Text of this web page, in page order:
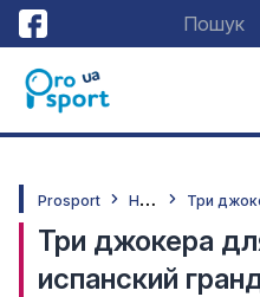
Prosport Н
овини
Три джокера
испанский